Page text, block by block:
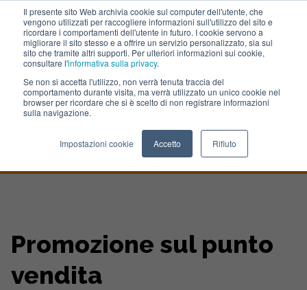
Il presente sito Web archivia cookie sul computer dell'utente, che
vengono utilizzati per raccogliere informazioni sull'utilizzo del sito e
ricordare i comportamenti dell'utente in futuro. I cookie servono a
migliorare il sito stesso e a offrire un servizio personalizzato, sia sul
sito che tramite altri supporti. Per ulteriori informazioni sui cookie,
consultare l'informativa sulla privacy.
Se non si accetta l'utilizzo, non verrà tenuta traccia del
comportamento durante visita, ma verrà utilizzato un unico cookie nel
browser per ricordare che si è scelto di non registrare informazioni
sulla navigazione.
Impostazioni cookie Accetto Rifiuto
Lavora con noi
Iveco Customer Service
Promozione sul punto
vendita